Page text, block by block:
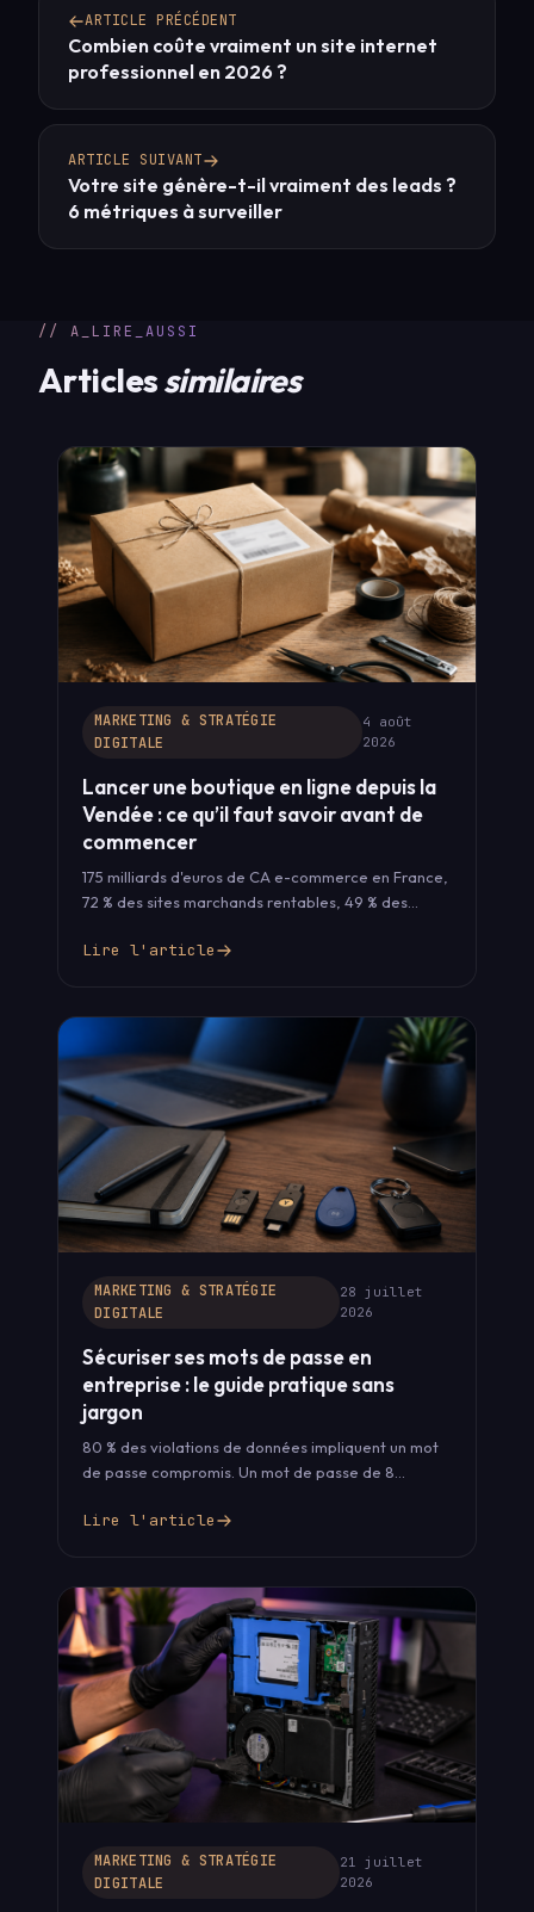
ARTICLE PRÉCÉDENT
Combien coûte vraiment un site internet
professionnel en 2026 ?
ARTICLE SUIVANT
Votre site génère-t-il vraiment des leads ?
6 métriques à surveiller
// A_LIRE_AUSSI
Articlessimilaires
MARKETING & STRATÉGIE
DIGITALE
4 août
2026
Lancer une boutique en ligne depuis la
Vendée : ce qu’il faut savoir avant de
commencer
175 milliards d'euros de CA e-commerce en France,
72 % des sites marchands rentables, 49 % des
Lire l'article
MARKETING & STRATÉGIE
DIGITALE
28 juillet
2026
Sécuriser ses mots de passe en
entreprise : le guide pratique sans
jargon
80 % des violations de données impliquent un mot
de passe compromis. Un mot de passe de 8
Lire l'article
MARKETING & STRATÉGIE
DIGITALE
21 juillet
2026